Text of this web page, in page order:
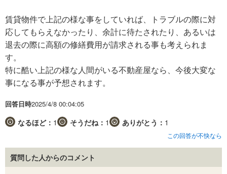
賃貸物件で上記の様な事をしていれば、トラブルの際に対
応してもらえなかったり、余計に待たされたり、あるいは
退去の際に高額の修繕費用が請求される事も考えられま
す。
特に酷い上記の様な人間がいる不動産屋なら、今後大変な
事になる事が予想されます。
回答日時2025/4/8 00:04:05
なるほど： 1 そうだね： 1 ありがとう： 1
この回答が不快なら
質問した人からのコメント